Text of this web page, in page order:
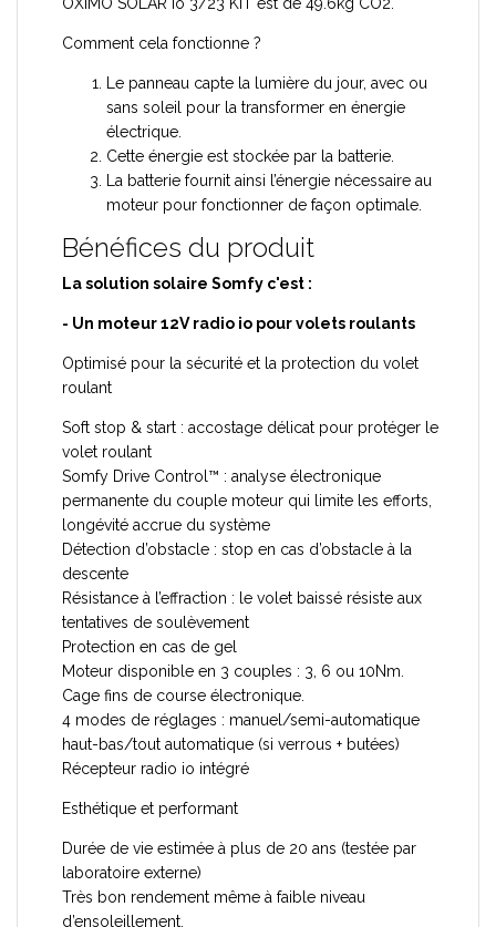
Comment cela fonctionne ?
Le panneau capte la lumière du jour, avec ou
sans soleil pour la transformer en énergie
électrique.
Cette énergie est stockée par la batterie.
La batterie fournit ainsi l’énergie nécessaire au
moteur pour fonctionner de façon optimale.
Bénéfices du produit
La solution solaire Somfy c'est :
- Un moteur 12V radio io pour volets roulants
Optimisé pour la sécurité et la protection du volet
roulant
Soft stop & start : accostage délicat pour protéger le
volet roulant
Somfy Drive Control™ : analyse électronique
permanente du couple moteur qui limite les efforts,
longévité accrue du système
Détection d’obstacle : stop en cas d’obstacle à la
descente
Résistance à l’effraction : le volet baissé résiste aux
tentatives de soulèvement
Protection en cas de gel
Moteur disponible en 3 couples : 3, 6 ou 10Nm.
Cage fins de course électronique.
4 modes de réglages : manuel/semi-automatique
haut-bas/tout automatique (si verrous + butées)
Récepteur radio io intégré
Esthétique et performant
Durée de vie estimée à plus de 20 ans (testée par
laboratoire externe)
Très bon rendement même à faible niveau
d’ensoleillement.